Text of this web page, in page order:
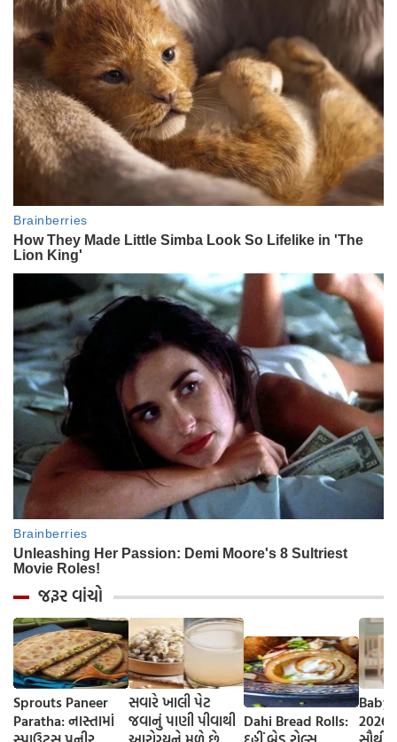
જરૂર વાંચો
Sprouts Paneer
Paratha: નાસ્તામાં
સવારે ખાલી પેટ
જવાનું પાણી પીવાથી Dahi Bread Rolls:
Baby